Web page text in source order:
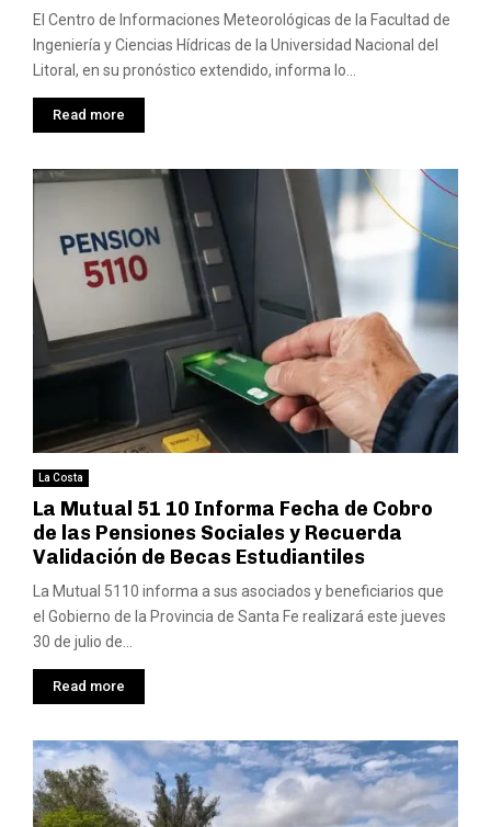
El Centro de Informaciones Meteorológicas de la Facultad de
Ingeniería y Ciencias Hídricas de la Universidad Nacional del
Litoral, en su pronóstico extendido, informa lo...
Read more
La Costa
La Mutual 51 10 Informa Fecha de Cobro
de las Pensiones Sociales y Recuerda
Validación de Becas Estudiantiles
La Mutual 5110 informa a sus asociados y beneficiarios que
el Gobierno de la Provincia de Santa Fe realizará este jueves
30 de julio de...
Read more